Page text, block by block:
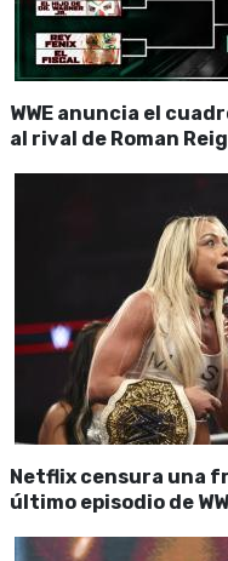
WWE anuncia el
al rival de Roman
Netflix censura una
último episodio de